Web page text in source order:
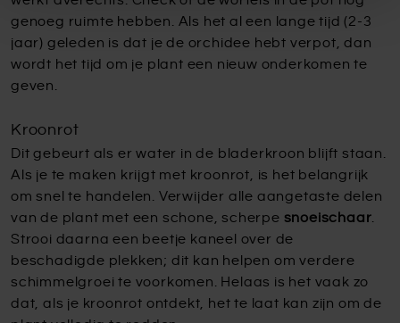
genoeg ruimte hebben. Als het al een lange tijd (2-3
jaar) geleden is dat je de orchidee hebt verpot, dan
wordt het tijd om je plant een nieuw onderkomen te
geven.
Kroonrot
Dit gebeurt als er water in de bladerkroon blijft staan.
Als je te maken krijgt met kroonrot, is het belangrijk
om snel te handelen. Verwijder alle aangetaste delen
van de plant met een schone, scherpe snoeischaar
Strooi daarna een beetje kaneel over de
beschadigde plekken; dit kan helpen om verdere
schimmelgroei te voorkomen. Helaas is het vaak zo
dat, als je kroonrot ontdekt, het te laat kan zijn om de